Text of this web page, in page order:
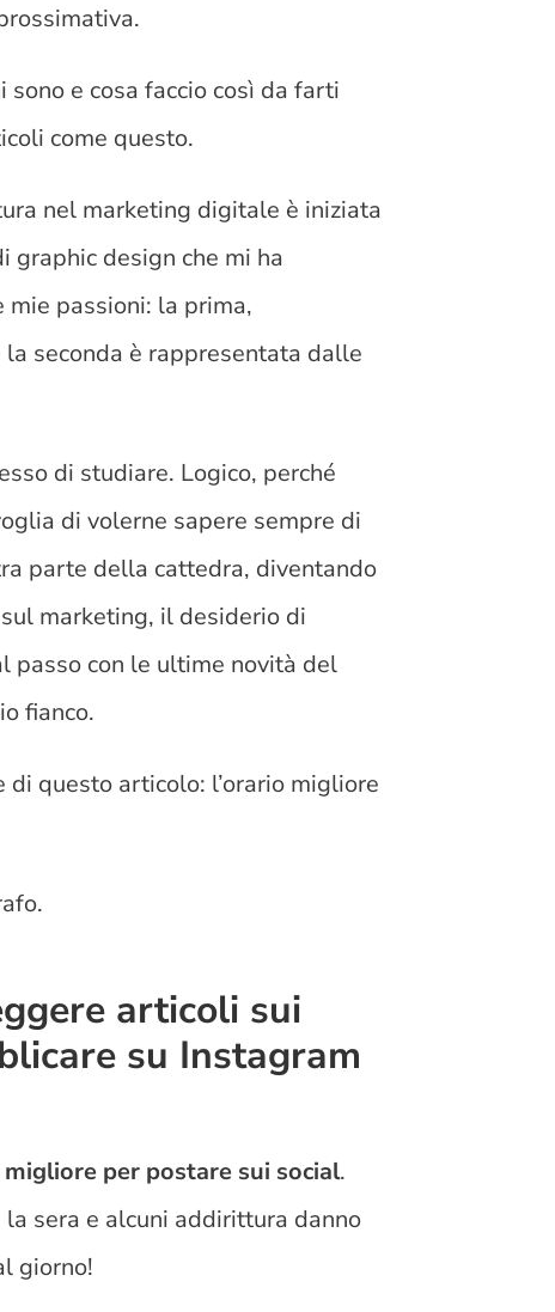
e cosa faccio così da farti
come questo.
nel marketing digitale è iniziata
graphic design che mi ha
passioni: la prima,
seconda è rappresentata dalle
di studiare. Logico, perché
di volerne sapere sempre di
parte della cattedra, diventando
marketing, il desiderio di
passo con le ultime novità del
fianco.
questo articolo: l’orario migliore
articoli sui
su Instagram
per postare sui social.
sera e alcuni addirittura danno
giorno!